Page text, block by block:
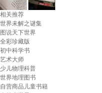
相关推荐
世界未解之谜集
图说天下世界
全彩珍藏版
初中科学书
艺术大师
少儿物理科普
世界地理图书
自营商品儿童书籍